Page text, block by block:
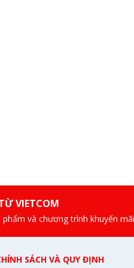
VIETCOM
và chương trình khuyến
SÁCH VÀ QUY ĐỊNH